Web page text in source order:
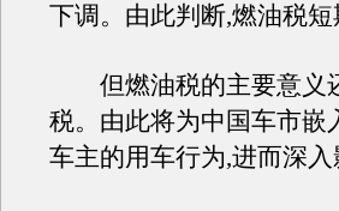
下调。由此判断,燃油税
但燃油税的主要意义
税。由此将为中国车市嵌
车主的用车行为,进而深